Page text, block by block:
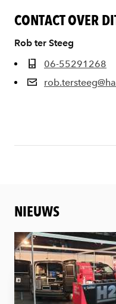
CONTACT OVER
Rob ter Steeg
06-55291268
NIEUWS